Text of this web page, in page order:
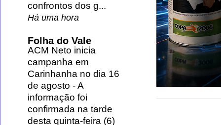
confrontos dos g...
Há uma hora
Folha do Vale
ACM Neto inicia
campanha em
Carinhanha no dia 16
de agosto -A
informação foi
confirmada na tarde
desta quinta-feira (6)